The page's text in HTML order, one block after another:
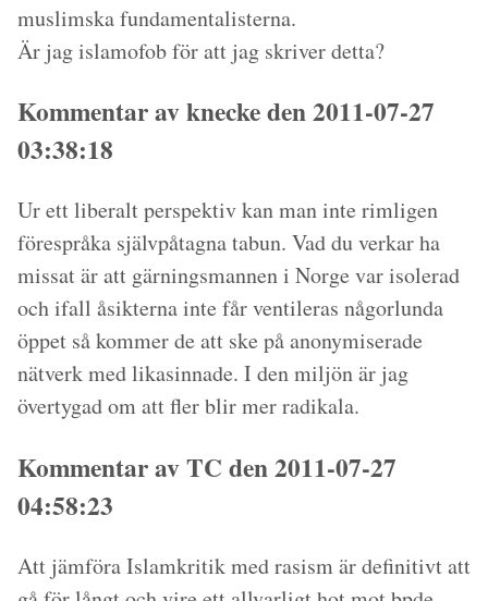
muslimska fundamentalisterna.
Är jag islamofob för att jag skriver detta?
Kommentar av knecke den 2011-07-27
03:38:18
Ur ett liberalt perspektiv kan man inte rimligen
förespråka självpåtagna tabun. Vad du verkar ha
missat är att gärningsmannen i Norge var isolerad
och ifall åsikterna inte får ventileras någorlunda
öppet så kommer de att ske på anonymiserade
nätverk med likasinnade. I den miljön är jag
övertygad om att fler blir mer radikala.
Kommentar av TC den 2011-07-27
04:58:23
Att jämföra Islamkritik med rasism är definitivt att